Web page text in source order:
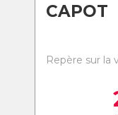
CAPOT
Repère sur la